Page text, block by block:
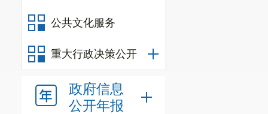
公共文化服务
重大行政决策公开
政府信息
公开年报